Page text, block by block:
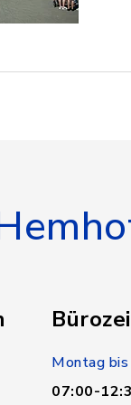
Montag
07:00-